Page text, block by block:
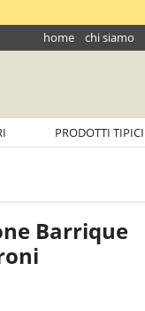
home chi siamo
PRODOTTI TIPICI
Barrique